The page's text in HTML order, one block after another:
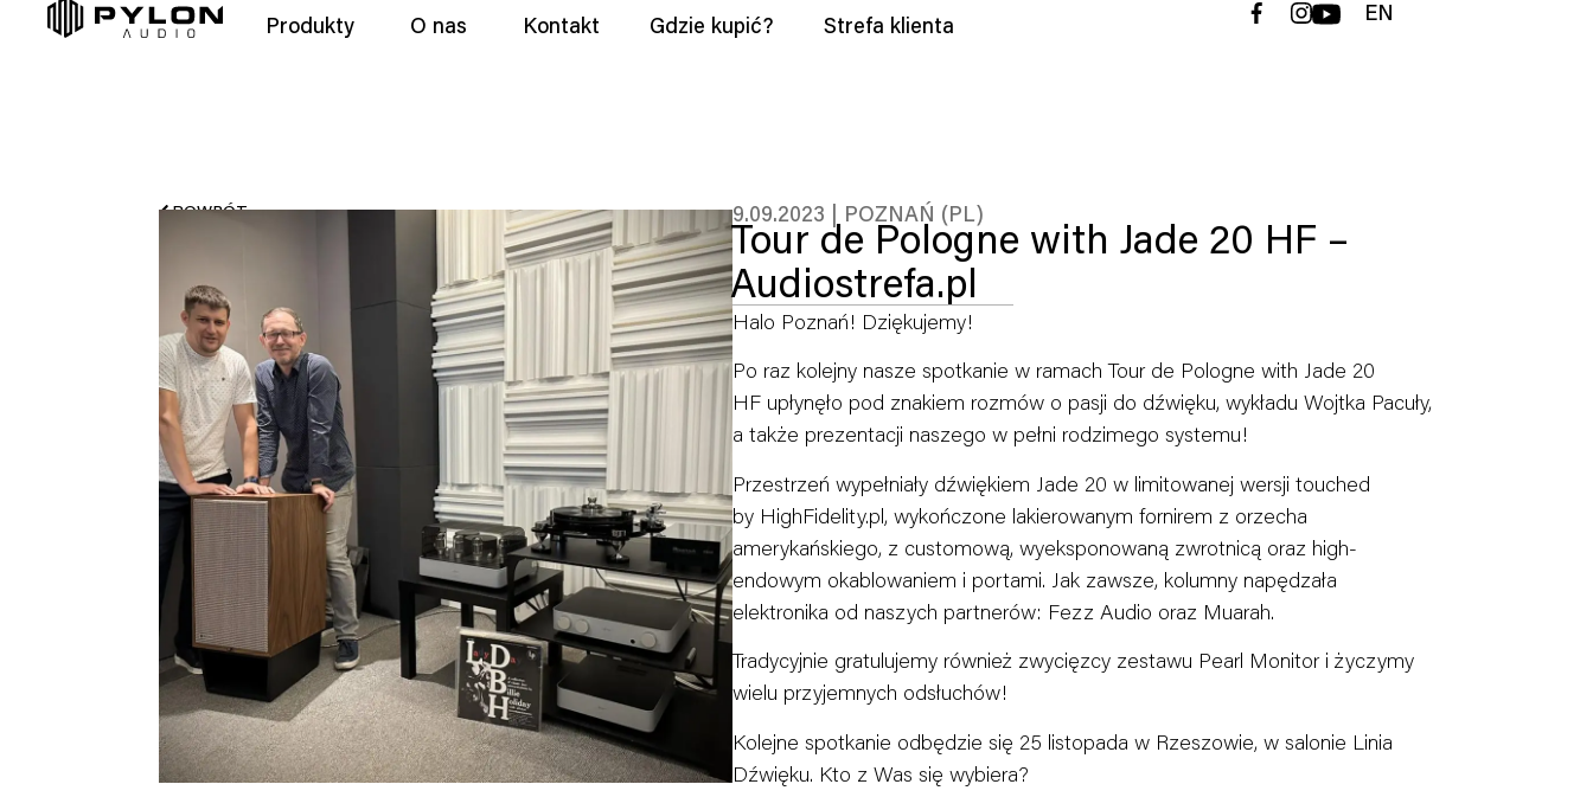
Produkty O nas Kontakt Gdzie kupić? Strefa klienta EN
POWRÓT 9.09.2023 | POZNAŃ (PL)
Tour de Pologne with Jade 20 HF –
Audiostrefa.pl
Halo Poznań! Dziękujemy!
Po raz kolejny nasze spotkanie w ramach Tour de Pologne with Jade 20
HF upłynęło pod znakiem rozmów o pasji do dźwięku, wykładu Wojtka Pacuły,
a także prezentacji naszego w pełni rodzimego systemu!
Przestrzeń wypełniały dźwiękiem Jade 20 w limitowanej wersji touched
by HighFidelity.pl, wykończone lakierowanym fornirem z orzecha
amerykańskiego, z customową, wyeksponowaną zwrotnicą oraz high-
endowym okablowaniem i portami. Jak zawsze, kolumny napędzała
elektronika od naszych partnerów: Fezz Audio oraz Muarah.
Tradycyjnie gratulujemy również zwycięzcy zestawu Pearl Monitor i życzymy
wielu przyjemnych odsłuchów!
Kolejne spotkanie odbędzie się 25 listopada w Rzeszowie, w salonie Linia
Dźwięku. Kto z Was się wybiera?